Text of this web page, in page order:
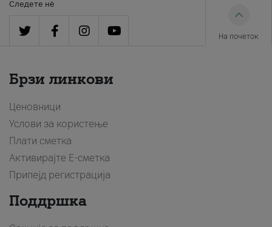
Следете нè
На почеток
Брзи линкови
Ценовници
Услови за користење
Плати сметка
Активирајте Е-сметка
Припејд регистрација
Поддршка